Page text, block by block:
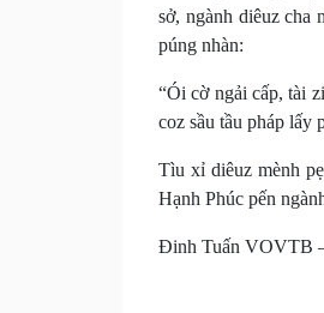
sở, ngành diêuz cha
púng nhàn:
“Ói cờ ngải cấp, tài
coz sầu tầu pháp lấy
Tìu xỉ diêuz mènh
Hạnh Phúc pến
Đinh Tuấn VOVTB